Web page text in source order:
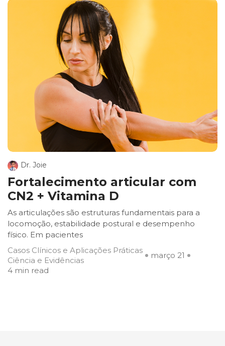
Dr. Joie
Fortalecimento articular com
CN2 + Vitamina D
As articulações são estruturas fundamentais para a
locomoção, estabilidade postural e desempenho
físico. Em pacientes
Casos Clínicos e Aplicações Práticas
Ciência e Evidências
março 21
4 min read